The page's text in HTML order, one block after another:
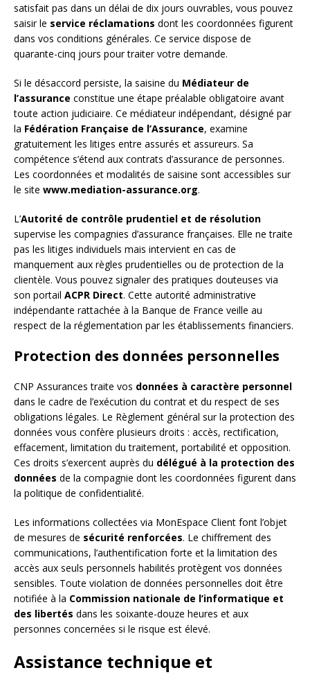
satisfait pas dans un délai de dix jours ouvrables, vous pouvez
saisir le service réclamations dont les coordonnées figurent
dans vos conditions générales. Ce service dispose de
quarante-cinq jours pour traiter votre demande.
Si le désaccord persiste, la saisine du Médiateur de
l’assurance constitue une étape préalable obligatoire avant
toute action judiciaire. Ce médiateur indépendant, désigné par
la Fédération Française de l’Assurance, examine
gratuitement les litiges entre assurés et assureurs. Sa
compétence s’étend aux contrats d’assurance de personnes.
Les coordonnées et modalités de saisine sont accessibles sur
le site www.mediation-assurance.org.
L’Autorité de contrôle prudentiel et de résolution
supervise les compagnies d’assurance françaises. Elle ne traite
pas les litiges individuels mais intervient en cas de
manquement aux règles prudentielles ou de protection de la
clientèle. Vous pouvez signaler des pratiques douteuses via
son portail ACPR Direct. Cette autorité administrative
indépendante rattachée à la Banque de France veille au
respect de la réglementation par les établissements financiers.
Protection des données personnelles
CNP Assurances traite vos données à caractère personnel
dans le cadre de l’exécution du contrat et du respect de ses
obligations légales. Le Règlement général sur la protection des
données vous confère plusieurs droits : accès, rectification,
effacement, limitation du traitement, portabilité et opposition.
Ces droits s’exercent auprès du délégué à la protection des
données de la compagnie dont les coordonnées figurent dans
la politique de confidentialité.
Les informations collectées via MonEspace Client font l’objet
de mesures de sécurité renforcées. Le chiffrement des
communications, l’authentification forte et la limitation des
accès aux seuls personnels habilités protègent vos données
sensibles. Toute violation de données personnelles doit être
notifiée à la Commission nationale de l’informatique et
des libertés dans les soixante-douze heures et aux
personnes concernées si le risque est élevé.
Assistance technique et